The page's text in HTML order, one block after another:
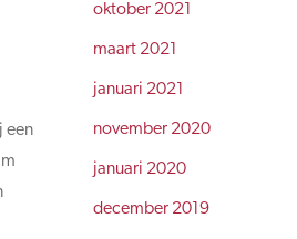
een
oktober 2021
maart 2021
januari 2021
november 2020
januari 2020
december 2019